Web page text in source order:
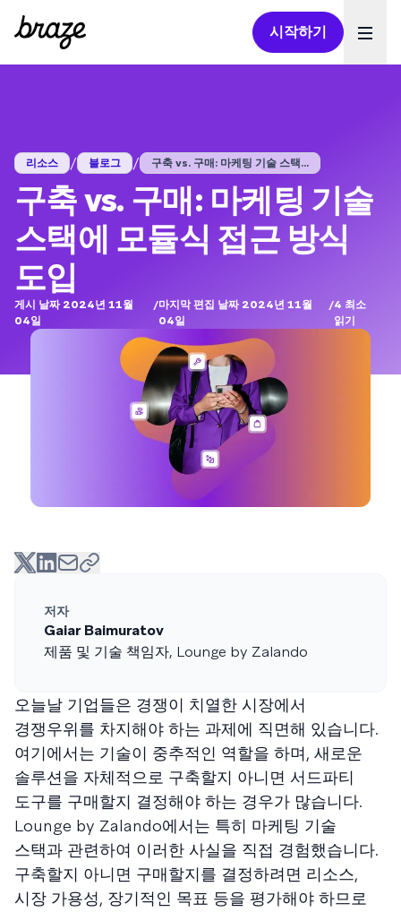
시작하기
리소스 / 블로그 / 구축 vs. 구매: 마케팅 기술 스택...
구축 vs. 구매: 마케팅 기술
스택에 모듈식 접근 방식
도입
게시 날짜 2024년 11월
04일
/마지막 편집 날짜 2024년 11월
04일
/4 최소
읽기
저자
Gaiar Baimuratov
제품 및 기술 책임자, Lounge by Zalando
오늘날 기업들은 경쟁이 치열한 시장에서
경쟁우위를 차지해야 하는 과제에 직면해 있습니다.
여기에서는 기술이 중추적인 역할을 하며, 새로운
솔루션을 자체적으로 구축할지 아니면 서드파티
도구를 구매할지 결정해야 하는 경우가 많습니다.
Lounge by Zalando에서는 특히 마케팅 기술
스택과 관련하여 이러한 사실을 직접 경험했습니다.
구축할지 아니면 구매할지를 결정하려면 리소스,
시장 가용성, 장기적인 목표 등을 평가해야 하므로